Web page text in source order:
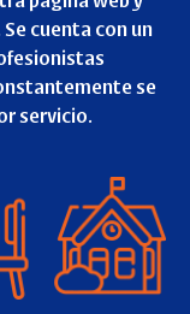
cuenta con un
se
servicio.